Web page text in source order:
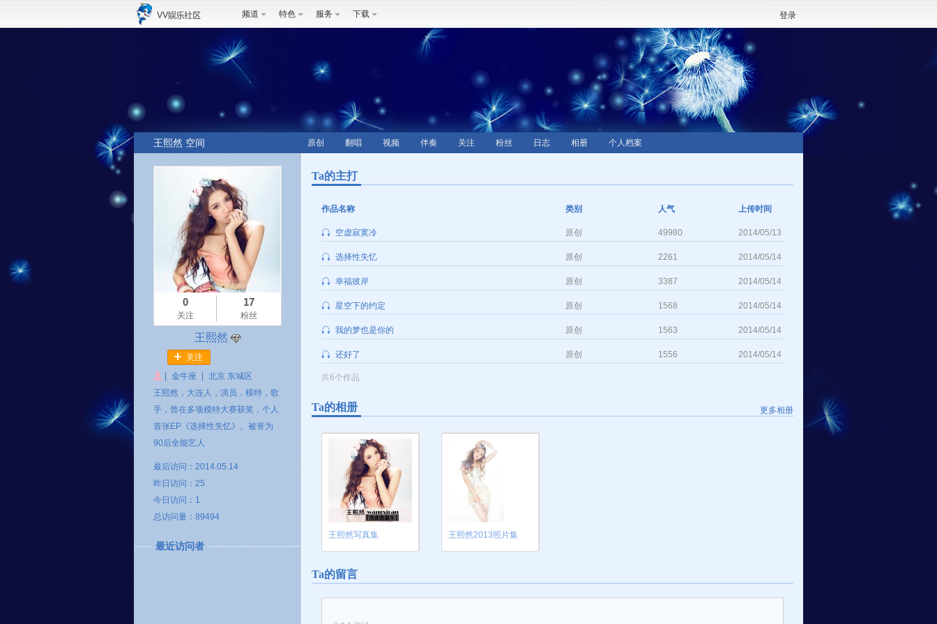
频道 特色 服务 下载 登录
王熙然 空间 原创 翻唱 视频 伴奏 关注 粉丝 日志 相册 个人档案
0
关注
17
粉丝
王熙然
关注
金牛座
北京 东城区
王熙然，大连人，演员，模特，歌
手，曾在多项模特大赛获奖，个人
首张EP《选择性失忆》。被誉为
90后全能艺人
最后访问：2014.05.14
昨日访问：25
今日访问：1
总访问量：89494
最近访问者
Ta的主打
作品名称 类别 人气 上传时间
空虚寂寞冷 原创 49980 2014/05/13
选择性失忆 原创 2261 2014/05/14
幸福彼岸 原创 3387 2014/05/14
星空下的约定 原创 1568 2014/05/14
我的梦也是你的 原创 1563 2014/05/14
还好了 原创 1556 2014/05/14
共6个作品
Ta的相册 更多相册
王熙然写真集 王熙然2013照片集
Ta的留言